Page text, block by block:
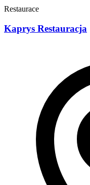
Restaurace
Kaprys Restauracja